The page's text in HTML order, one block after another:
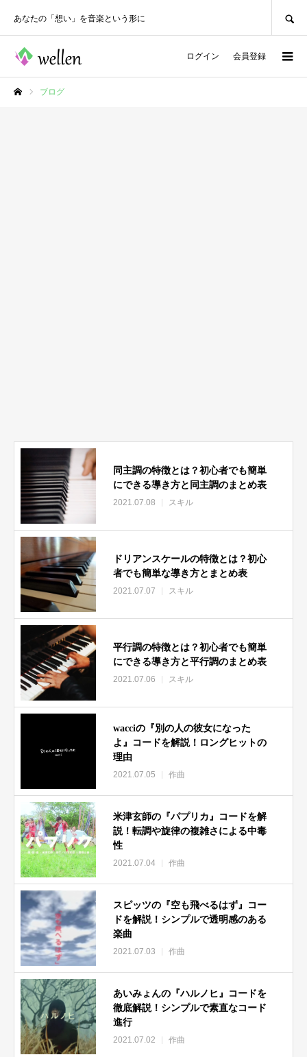
あなたの「想い」を音楽という形に
ログイン 会員登録
ブログ
同主調の特徴とは？初心者でも簡単
にできる導き方と同主調のまとめ表
2021.07.08 スキル
ドリアンスケールの特徴とは？初心
者でも簡単な導き方とまとめ表
2021.07.07 スキル
平行調の特徴とは？初心者でも簡単
にできる導き方と平行調のまとめ表
2021.07.06 スキル
wacciの『別の人の彼女になった
よ』コードを解説！ロングヒットの
理由
2021.07.05 作曲
米津玄師の『パプリカ』コードを解
説！転調や旋律の複雑さによる中毒
性
2021.07.04 作曲
スピッツの『空も飛べるはず』コー
ドを解説！シンプルで透明感のある
楽曲
2021.07.03 作曲
あいみょんの『ハルノヒ』コードを
徹底解説！シンプルで素直なコード
進行
2021.07.02 作曲